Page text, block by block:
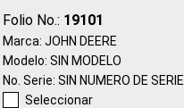
Folio No.: 19101
Marca: JOHN DEERE
Modelo: SIN MODELO
No. Serie: SIN NUMERO DE SERIE
Seleccionar